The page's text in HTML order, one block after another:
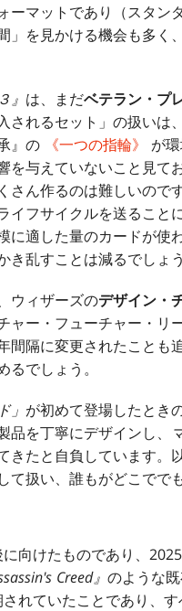
ーマットであり（スタン
」を見かける機会も多く
』 は、まだベテラン・プ
されるセット」の扱いは
』の
《一つの指輪》 が
を与えていないこと見て
さん作るのは難しいので
イフサイクルを送ること
に適した量のカードが
き乱すことは減るでしょう
ウィザーズのデザイン・
ャー・フューチャー・
間隔に変更されたこと
でしょう。
」 が初めて登場したとき
品を丁寧にデザインし、
きたと自負しています。
て扱い、誰もがどこでで
向けたものであり、
Creed』 のような
れていたことであり、